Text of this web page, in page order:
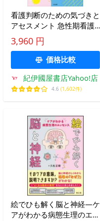
看護判断のための気づきと
アセスメント 急性期看護
―看護判断のための気づき
とアセスメント
3,960 円
価格比較
紀伊國屋書店Yahoo!店
4.6 (1,602件)
絵でひも解く脳と神経―ケ
アがわかる病態生理のエッ